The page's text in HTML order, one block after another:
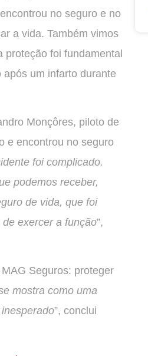
no seguro e no
a vida. Também vimos
proteção foi fundamental
um infarto durante
Monçôres, piloto de
e encontrou no seguro
foi complicado.
podemos receber,
de vida, que foi
exercer a função”,
Seguros: proteger
mostra como uma
”, conclui